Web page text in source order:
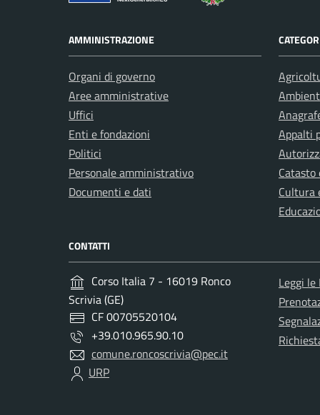
AMMINISTRAZIONE
Organi di governo
Aree amministrative
Uffici
Enti e fondazioni
Politici
Personale amministrativo
Documenti e dati
Appalti
Cultura
CONTATTI
Corso Italia 7 - 16019 Ronco
Scrivia (GE)
CF 00705520104
+39.010.965.90.10
comune.roncoscrivia@pec.it
URP
Leggi le